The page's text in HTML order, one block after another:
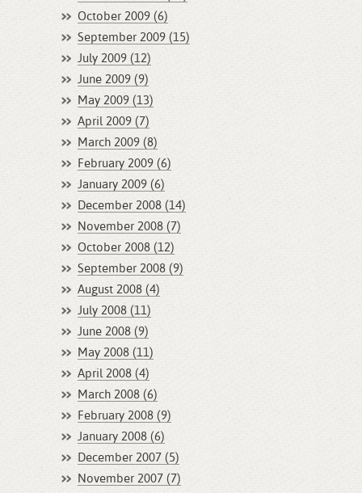
October 2009 (6)
September 2009 (15)
July 2009 (12)
June 2009 (9)
May 2009 (13)
April 2009 (7)
March 2009 (8)
February 2009 (6)
January 2009 (6)
December 2008 (14)
November 2008 (7)
October 2008 (12)
September 2008 (9)
August 2008 (4)
July 2008 (11)
June 2008 (9)
May 2008 (11)
April 2008 (4)
March 2008 (6)
February 2008 (9)
January 2008 (6)
December 2007 (5)
November 2007 (7)